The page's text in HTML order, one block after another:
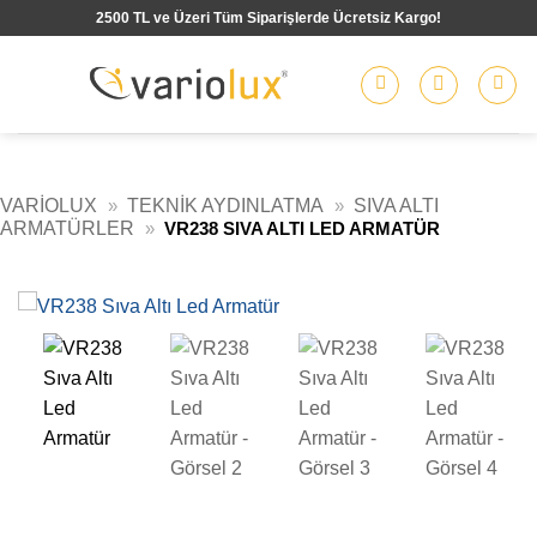
2500 TL ve Üzeri Tüm Siparişlerde Ücretsiz Kargo!
VARIOLUX » TEKNIK AYDINLATMA » SIVA ALTI
ARMATÜRLER
» VR238 SIVA ALTI LED ARMATÜR